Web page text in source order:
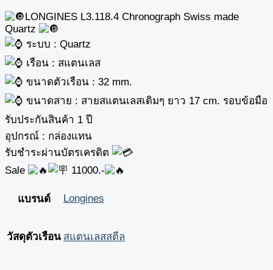
LONGINES L3.118.4 Chronograph Swiss made
Quartz
ระบบ : Quartz
เรือน : สแตนเลส
ขนาดตัวเรือน : 32 mm.
ขนาดสาย : สายสแตนเลสเดิมๆ ยาว 17 cm. รอบข้อมือ
รับประกันสินค้า 1 ปี
อุปกรณ์ : กล่องแทน
รับชำระผ่านบัตรเครดิต
Sale
11000.-
แบรนด์ Longines
วัสดุตัวเรือน สแตนเลสสตีล